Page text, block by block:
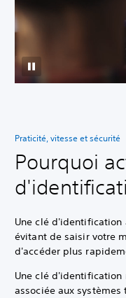
Praticité, vitesse et sécurité
Pourquoi
Une clé d'identification
évitant de saisir votre
d'accéder plus
Une clé
associée aux